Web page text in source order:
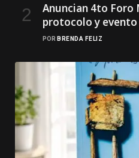
Anuncian 4to Foro
protocolo y evento
POR BRENDA FELIZ